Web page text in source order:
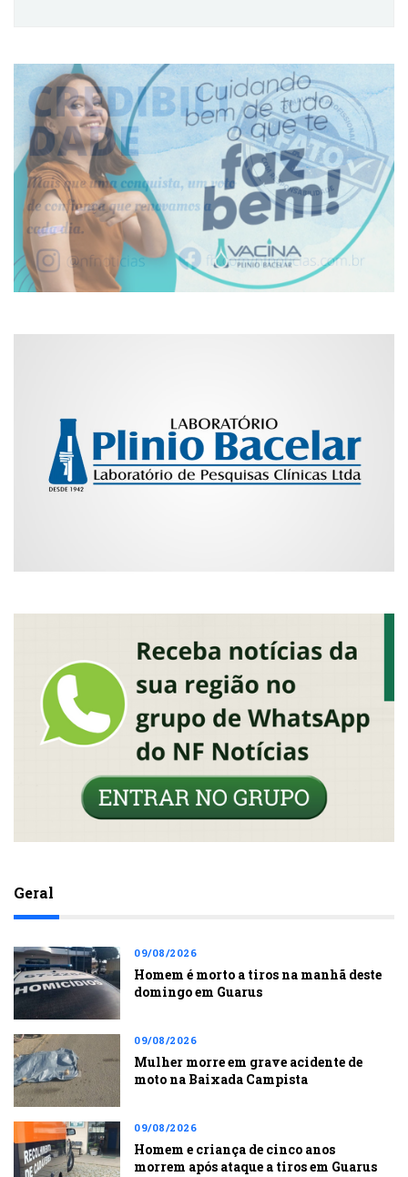
Geral
09/08/2026
Homem é morto a tiros na manhã deste
domingo em Guarus
09/08/2026
Mulher morre em grave acidente de
moto na Baixada Campista
09/08/2026
Homem e criança de cinco anos
morrem após ataque a tiros em Guarus